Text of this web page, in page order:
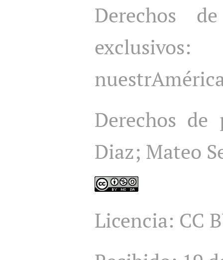
Derechos
Derechos de
Diaz; Mateo
Licencia: CC